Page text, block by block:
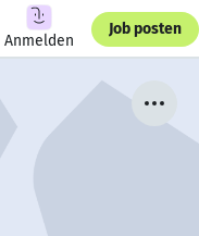
Anmelden
Job posten